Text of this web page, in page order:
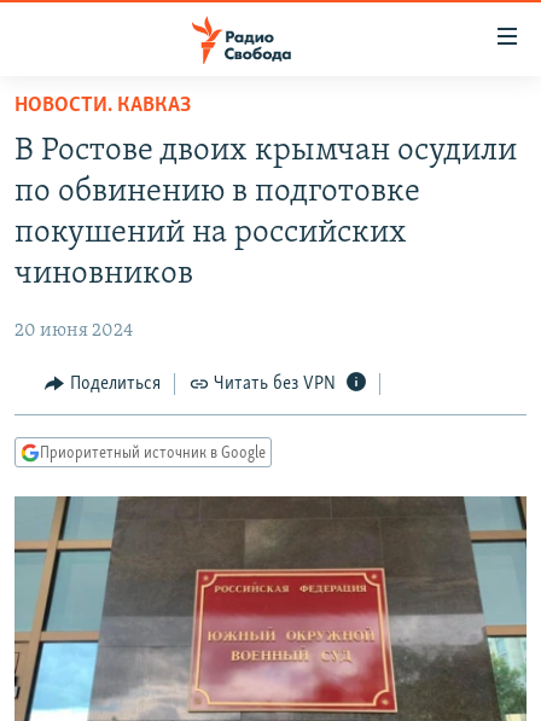
упрощенного
доступа
Вернуться
основному
содержанию
навигации
Вернутся
ПОДКАСТЫ
АВТОРСКИЕ ПРОЕКТЫ
IDEL.РЕАЛИИ
КАВКАЗ.РЕАЛИИ
СИБИРЬ.РЕАЛИИ
РАСПИСАНИЕ ВЕЩАНИЯ
ПОДПИШИТЕСЬ НА РАССЫЛКУ
СОЦИАЛЬНЫЕ СЕТИ
НОВОСТИ. КАВКАЗ
В Ростове двоих крымчан осудили
по обвинению в подготовке
покушений на российских
чиновников
20 июня 2024
Поделиться Читать без VPN
Приоритетный источник в Google